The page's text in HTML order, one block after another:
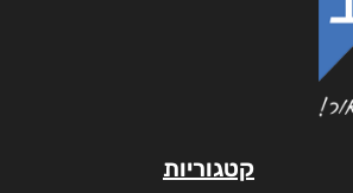
קטגוריות